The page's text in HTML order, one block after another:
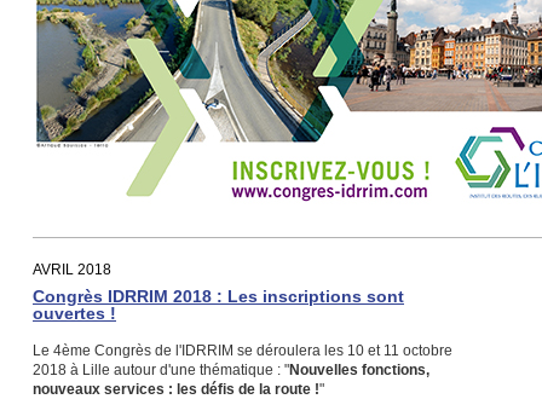
AVRIL 2018
Congrès IDRRIM 2018 : Les inscriptions sont
ouvertes !
Le 4ème Congrès de l'IDRRIM se déroulera les 10 et 11 octobre
2018 à Lille autour d'une thématique : "Nouvelles fonctions,
nouveaux services : les défis de la route !"